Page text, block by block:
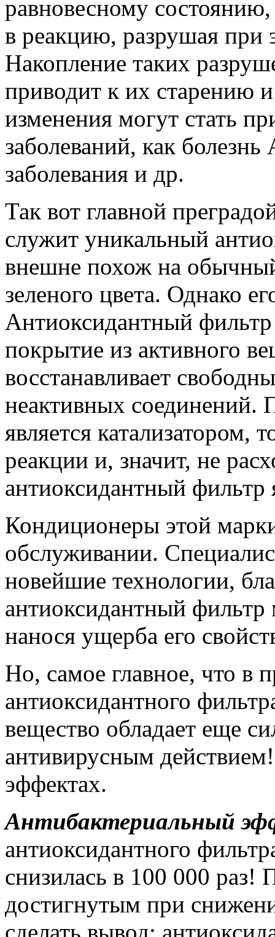
равновесному
в реакцию, разрушая при
Накопление таких
приводит к их старению
изменения могут стать
заболеваний, как
заболевания и др.
Так вот главной
служит уникальный
внешне похож на
зеленого цвета. Однако
Антиоксидантный фильтр
покрытие из активного
восстанавливает
неактивных соединений.
является катализатором,
реакции и, значит, не
антиоксидантный фильтр
Кондиционеры этой
обслуживании.
новейшие технологии,
антиоксидантный
нанося ущерба его
Но, самое главное, что в
антиоксидантного
вещество обладает еще
антивирусным
эффектах.
Антибактериальный
антиоксидантного
снизилась в 100 000 раз!
достигнутым при
сделать вывод: